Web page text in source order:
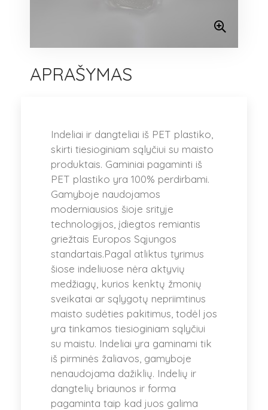
APRAŠYMAS
Indeliai ir dangteliai iš PET plastiko,
skirti tiesioginiam sąlyčiui su maisto
produktais. Gaminiai pagaminti iš
PET plastiko yra 100% perdirbami.
Gamyboje naudojamos
moderniausios šioje srityje
technologijos, įdiegtos remiantis
griežtais Europos Sąjungos
standartais.Pagal atliktus tyrimus
šiose indeliuose nėra aktyvių
medžiagų, kurios kenktų žmonių
sveikatai ar sąlygotų nepriimtinus
maisto sudėties pakitimus, todėl jos
yra tinkamos tiesioginiam sąlyčiui
su maistu. Indeliai yra gaminami tik
iš pirminės žaliavos, gamyboje
nenaudojama dažiklių. Indelių ir
dangtelių briaunos ir forma
pagaminta taip kad juos galima